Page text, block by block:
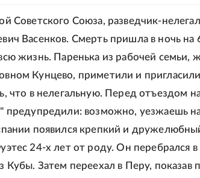
Советского Союза, разведчик-
Васенков. Смерть пришла в ночь на
жизнь. Паренька из рабочей семьи,
Кунцево, приметили и
что в нелегальную. Перед отъездом
предупредили: возможно, уезжаешь
появился крепкий и
24-х лет от роду. Он перебрался
Кубы. Затем переехал в Перу, показав